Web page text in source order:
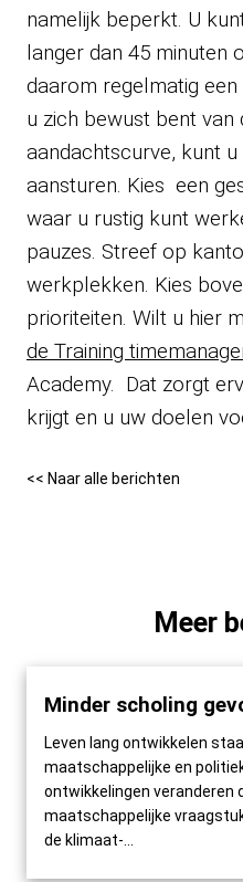
namelijk beperkt. U
langer dan 45 minuten
daarom regelmatig
u zich bewust bent van
aandachtscurve, kunt
aansturen. Kies een
waar u rustig kunt
pauzes. Streef op
werkplekken. Kies
prioriteiten. Wilt u hier
de Training
Academy. Dat zorgt
krijgt en u uw doelen
<< Naar alle berichten
Meer
Minder scholing
Leven lang ontwikkelen
maatschappelijke en
ontwikkelingen veranderen
maatschappelijke
de klimaat-...